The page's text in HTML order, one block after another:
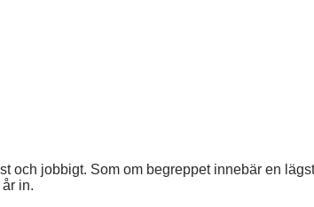
och jobbigt. Som om begreppet innebär en
in.